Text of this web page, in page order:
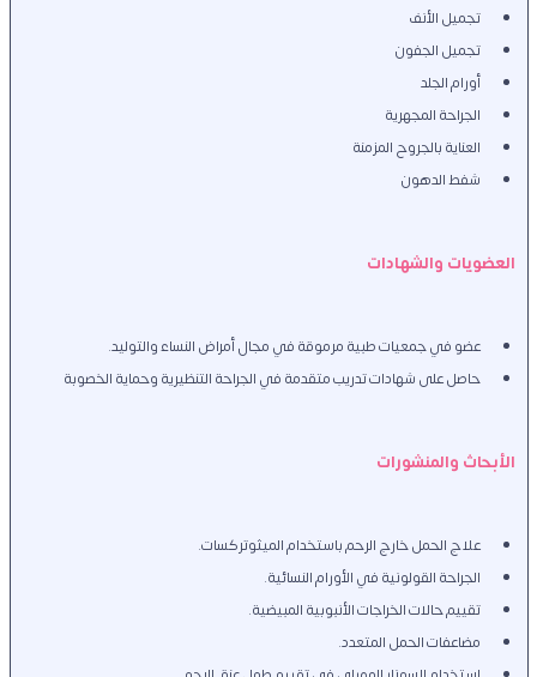
تجميل الأنف
تجميل الجفون
أورام الجلد
الجراحة المجهرية
العناية بالجروح المزمنة
شفط الدهون
العضويات والشهادات
عضو في جمعيات طبية مرموقة في مجال أمراض النساء والتوليد.
حاصل على شهادات تدريب متقدمة في الجراحة التنظيرية وحماية الخصوبة
الأبحاث والمنشورات
علاج الحمل خارج الرحم باستخدام الميثوتركسات.
الجراحة القولونية في الأورام النسائية.
تقييم حالات الخراجات الأنبوبية المبيضية.
مضاعفات الحمل المتعدد.